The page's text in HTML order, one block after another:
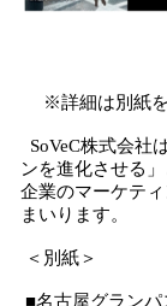
※詳細は別紙を
SoVeC株式会社
ンを進化させる
企業のマーケテ
まいります。
＜別紙＞
■名古屋グラン